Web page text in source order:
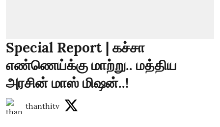
Special Report | கச்சா
எண்ணெய்க்கு மாற்று.. மத்திய
அரசின் மாஸ் மிஷன்..!
thanthitv